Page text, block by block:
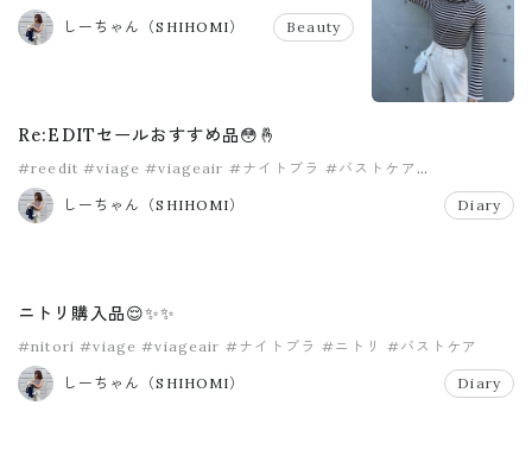
#ナイトブラバストケア
#バストケア
#ルナナチュラルアップナイトブラ
しーちゃん（SHIHOMI） Beauty
Re:EDITセールおすすめ品😳🤞
#reedit #viage #viageair #ナイトブラ #バストケア
#ファッション
しーちゃん（SHIHOMI）
Diary
ニトリ購入品😌✨✨
#nitori #viage #viageair #ナイトブラ #ニトリ #バストケア
しーちゃん（SHIHOMI） Diary